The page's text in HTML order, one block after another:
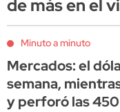
de más en el
Minuto a minuto
Mercados: el
semana,
y perforó las